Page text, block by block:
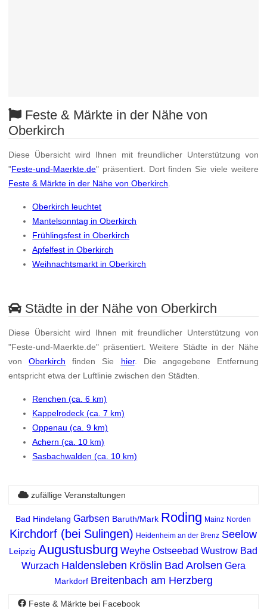
Feste & Märkte in der Nähe von
Oberkirch
Diese Übersicht wird Ihnen mit freundlicher Unterstützung von
"Feste-und-Maerkte.de" präsentiert. Dort finden Sie viele weitere
Feste & Märkte in der Nähe von Oberkirch.
Oberkirch leuchtet
Mantelsonntag in Oberkirch
Frühlingsfest in Oberkirch
Apfelfest in Oberkirch
Weihnachtsmarkt in Oberkirch
Städte in der Nähe von Oberkirch
Diese Übersicht wird Ihnen mit freundlicher Unterstützung von
"Feste-und-Maerkte.de" präsentiert. Weitere Städte in der Nähe
vonOberkirch finden Sie hier. Die angegebene Entfernung
entspricht etwa der Luftlinie zwischen den Städten.
Renchen (ca. 6 km)
Kappelrodeck (ca. 7 km)
Oppenau (ca. 9 km)
Achern (ca. 10 km)
Sasbachwalden (ca. 10 km)
zufällige Veranstaltungen
Bad Hindelang Garbsen Baruth/Mark Roding Mainz Norden
Kirchdorf (bei Sulingen) Heidenheim an der Brenz Seelow
Leipzig Augustusburg Weyhe Ostseebad Wustrow Bad
Wurzach Haldensleben Kröslin Bad Arolsen Gera
Markdorf Breitenbach am Herzberg
Feste & Märkte bei Facebook